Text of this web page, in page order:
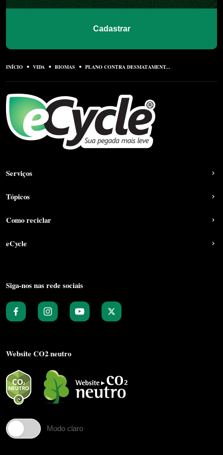
Cadastrar
INÍCIO VIDA BIOMAS PLANO CONTRA DESMATAMENT...
Serviços
Tópicos
Como reciclar
eCycle
Siga-nos nas rede sociais
Website CO2 neutro
Modo claro